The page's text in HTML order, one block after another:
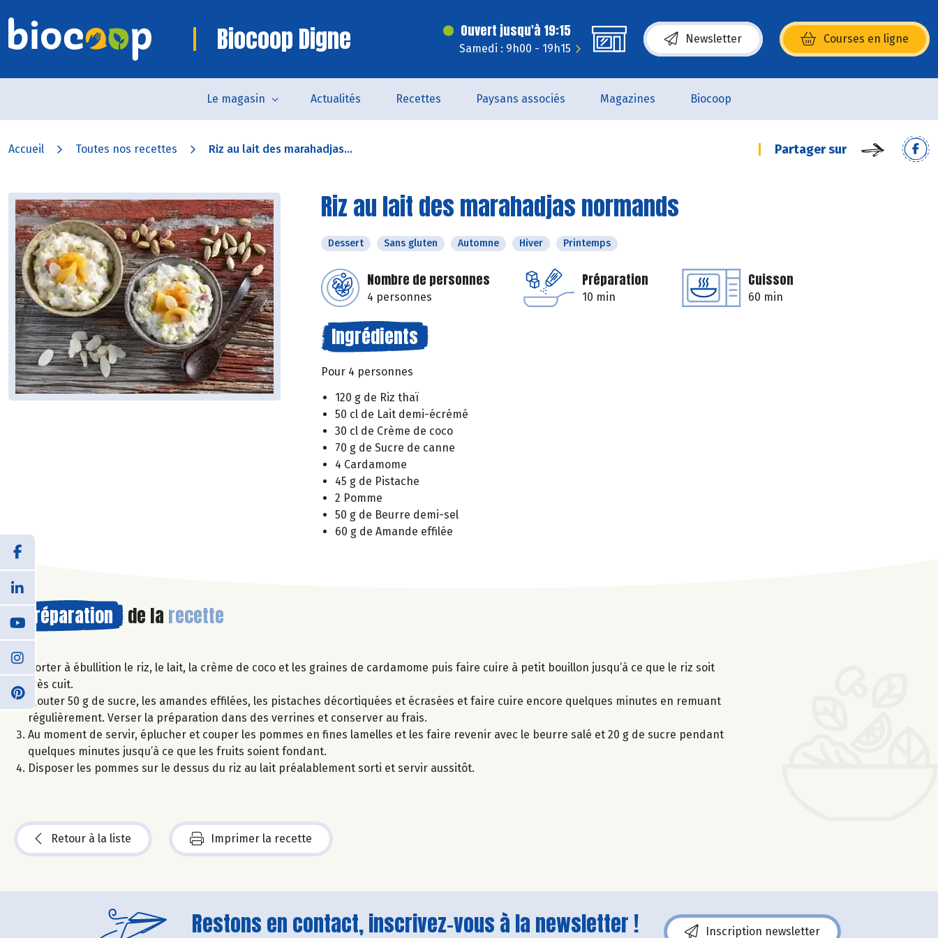
Biocoop Digne Ouvert jusqu'à 19:15
Samedi : 9h00 - 19h15
Newsletter Courses en ligne
(s’ouvre dans une nouvelle fenêtre)
Le magasin Actualités Recettes Paysans associés Magazines Biocoop
Accueil Toutes nos recettes Riz au lait des marahadjas... Partager sur
Riz au lait des marahadjas normands
Dessert Sans gluten Automne Hiver Printemps
Nombre de personnes
4 personnes
Préparation
10 min
Cuisson
60 min
Ingrédients
Pour 4 personnes
120 g de Riz thaï
50 cl de Lait demi-écrémé
30 cl de Crème de coco
70 g de Sucre de canne
4 Cardamome
45 g de Pistache
2 Pomme
50 g de Beurre demi-sel
60 g de Amande effilée
Préparation de la recette
Porter à ébullition le riz, le lait, la crème de coco et les graines de cardamome puis faire cuire à petit bouillon jusqu’à ce que le riz soit
très cuit.
Ajouter 50 g de sucre, les amandes effilées, les pistaches décortiquées et écrasées et faire cuire encore quelques minutes en remuant
régulièrement. Verser la préparation dans des verrines et conserver au frais.
Au moment de servir, éplucher et couper les pommes en fines lamelles et les faire revenir avec le beurre salé et 20 g de sucre pendant
quelques minutes jusqu’à ce que les fruits soient fondant.
Disposer les pommes sur le dessus du riz au lait préalablement sorti et servir aussitôt.
Retour à la liste Imprimer la recette
Restons en contact, inscrivez-vous à la newsletter ! Inscription newsletter